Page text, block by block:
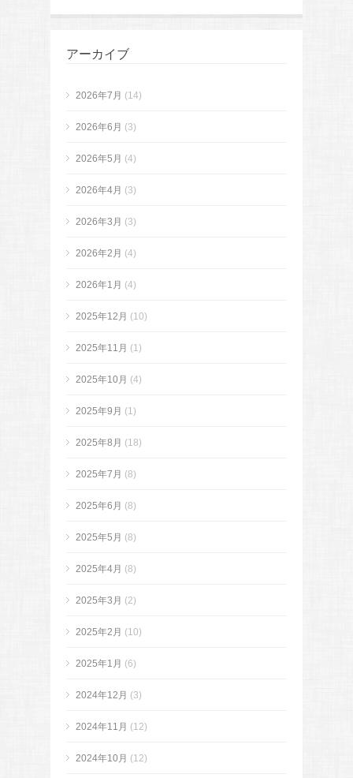
アーカイブ
2026年7月 (14)
2026年6月 (3)
2026年5月 (4)
2026年4月 (3)
2026年3月 (3)
2026年2月 (4)
2026年1月 (4)
2025年12月 (10)
2025年11月 (1)
2025年10月 (4)
2025年9月 (1)
2025年8月 (18)
2025年7月 (8)
2025年6月 (8)
2025年5月 (8)
2025年4月 (8)
2025年3月 (2)
2025年2月 (10)
2025年1月 (6)
2024年12月 (3)
2024年11月 (12)
2024年10月 (12)